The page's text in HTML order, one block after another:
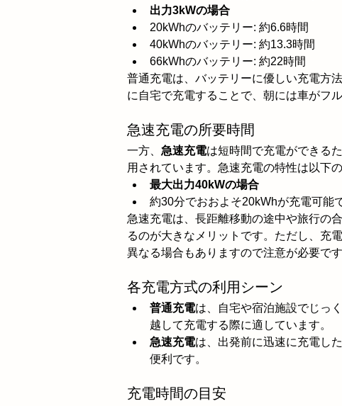
出力3kWの場合
20kWhのバッテリー: 約6.6時間
40kWhのバッテリー: 約13.3時間
66kWhのバッテリー: 約22時間
普通充電は、バッテリーに優しい充電方
に自宅で充電することで、朝には車がフ
急速充電の所要時間
一方、 急速充電は短時間で充電ができる
用されています。急速充電の特性は以下
最大出力40kWの場合
約30分でおおよそ20kWhが充電可能
急速充電は、長距離移動の途中や旅行の
るのが大きなメリットです。ただし、充
異なる場合もありますので注意が必要です
各充電方式の利用シーン
普通充電は、自宅や宿泊施設でじっ
越して充電する際に適しています。
急速充電は、出発前に迅速に充電し
便利です。
充電時間の目安